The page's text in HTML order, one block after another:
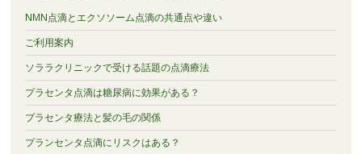
NMN点滴とエクソソーム点滴の共通点や違い
ご利用案内
ソララクリニックで受ける話題の点滴療法
プラセンタ点滴は糖尿病に効果がある？
プラセンタ療法と髪の毛の関係
プランセンタ点滴にリスクはある？